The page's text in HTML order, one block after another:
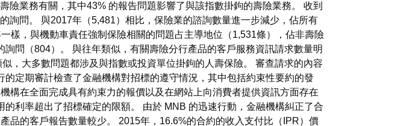
業務有關，其中43% 的報告問題影響了與該指數掛鉤的壽險業務。 收到
詢問。 與2017年（5,481）相比，保險業的諮詢數量進一步減少，佔所有
樣，與機動車責任強制保險相關的問題占主導地位（1,531條），佔非壽險
問（804）。 與往年類似，有關壽險分行產品的客戶服務資訊請求數量明
，大多數問題都涉及與指數或投資單位掛鉤的人壽保險。 審查請求的內容
定期審計檢查了金融機構對招標的遵守情況，其中包括約束性要約的發
構在全面完成具有約束力的報價以及在網站上向消費者提供資訊方面存在
利率超出了招標確定的限額。 由於 MNB 的迅速行動，金融機構糾正了合
品的客戶報告數量較少。 2015年，16.6%的合約的收入支付比（IPR）價